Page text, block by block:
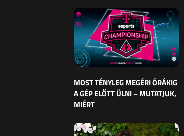
MOST TÉNYLEG MEGÉRI ÓRÁKIG
A GÉP ELŐTT ÜLNI – MUTATJUK,
MIÉRT